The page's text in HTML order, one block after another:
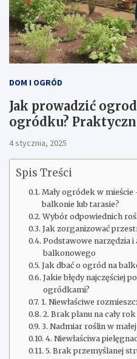
DOM I OGRÓD
Jak prowadzić
ogródku?
4 stycznia, 2025
Spis Treści
Mały ogródek w
balkonie lub tarasie?
Wybór odpowiednich
Jak zorganizować
Podstawowe narzędzia
balkonowego
Jak dbać o ogród na
Jakie błędy najczęściej
ogródkami?
1. Niewłaściwe
2. Brak planu na cały rok
3. Nadmiar roślin w
4. Niewłaściwa
5. Brak przemyślanej